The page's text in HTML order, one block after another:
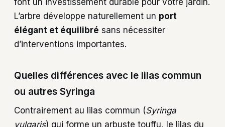
font un investissement durable pour votre jardin.
L’arbre développe naturellement un port
élégant et équilibré sans nécessiter
d’interventions importantes.
Quelles différences avec le lilas commun
ou autres Syringa
Contrairement au lilas commun (Syringa
vulgaris) qui forme un arbuste touffu, le lilas du